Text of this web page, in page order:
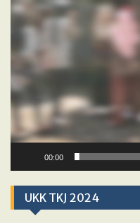
00:00
UKK TKJ 2024